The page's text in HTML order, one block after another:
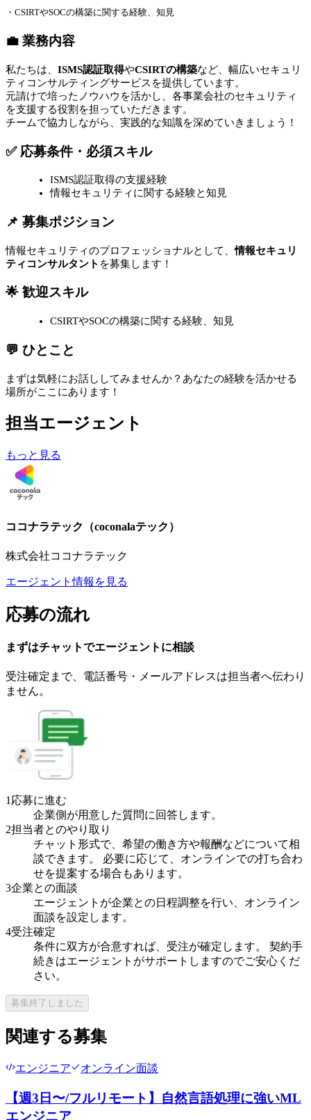
・CSIRTやSOCの構築に関する経験、知見
💼 業務内容
私たちは、 ISMS認証取得やCSIRTの構築など、幅広いセキュリ
ティコンサルティングサービスを提供しています。
元請けで培ったノウハウを活かし、各事業会社のセキュリティ
を支援する役割を担っていただきます。
チームで協力しながら、実践的な知識を深めていきましょう！
✅ 応募条件・必須スキル
ISMS認証取得の支援経験
情報セキュリティに関する経験と知見
📌 募集ポジション
情報セキュリティのプロフェッショナルとして、情報セキュリ
ティコンサルタント を募集します！
🌟 歓迎スキル
CSIRTやSOCの構築に関する経験、知見
💬 ひとこと
まずは気軽にお話ししてみませんか？あなたの経験を活かせる
場所がここにあります！
担当エージェント
もっと見る
ココナラテック（coconalaテック）
株式会社ココナラテック
エージェント情報を見る
応募の流れ
まずはチャットでエージェント に相談
受注確定まで、 電話番号・メールアドレスは担当者へ伝わり
ません。
1 応募に進む
企業側が用意した質問に回答します。
2担当者とのやり取り
チャット形式で、希望の働き方や報酬などについて相
談できます。 必要に応じて、オンラインでの打ち合わ
せを提案する場合もあります。
3企業との面談
エージェントが企業との日程調整を行い、オンライン
面談を設定します。
4受注確定
条件に双方が合意すれば、受注が確定します。 契約手
続きはエージェントがサポートしますのでご安心くだ
さい。
募集終了しました
関連する募集
エンジニア オンライン面談
【週3日〜/フルリモート】自然言語処理に強いML
エンジニア